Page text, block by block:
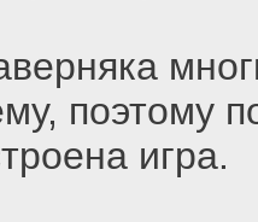
поэтому
игра.